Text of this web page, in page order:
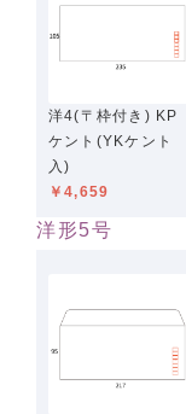
洋4(〒枠付き) KP
ケント(YKケント
入)
￥4,659
洋形5号